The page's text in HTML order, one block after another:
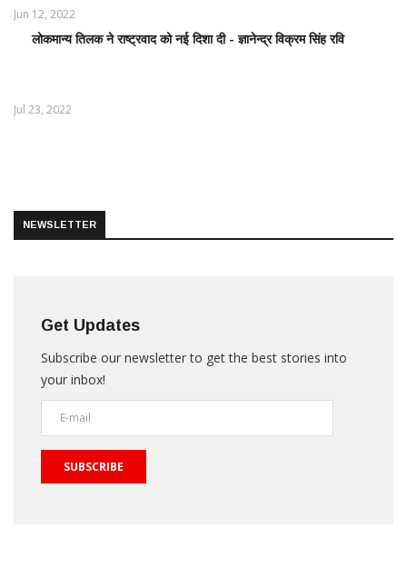
Jun 12, 2022
LATEST
लोकमान्य तिलक ने राष्ट्रवाद को नई दिशा दी - ज्ञानेन्द्र विक्रम सिंह रवि
Jul 23, 2022
NEWSLETTER
Get Updates
Subscribe our newsletter to get the best stories into
your inbox!
SUBSCRIBE